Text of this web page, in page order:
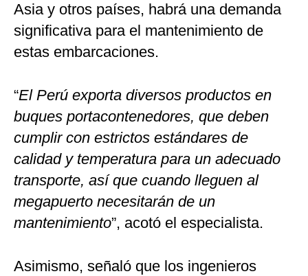
Asia y otros países, habrá una demanda
significativa para el mantenimiento de
estas embarcaciones.
“El Perú exporta diversos productos en
buques portacontenedores, que deben
cumplir con estrictos estándares de
calidad y temperatura para un adecuado
transporte, así que cuando lleguen al
megapuerto necesitarán de un
mantenimiento”, acotó el especialista.
Asimismo, señaló que los ingenieros